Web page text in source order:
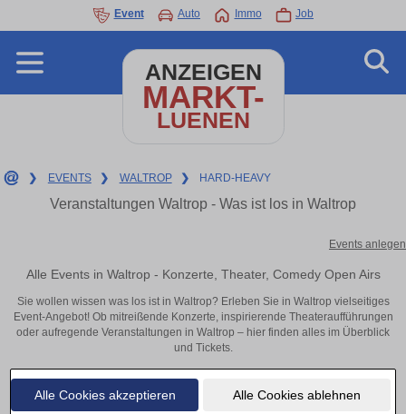
Alle Cookies akzeptieren Alle Cookies ablehnen
Event Auto Immo Job
ANZEIGEN
MARKT-
LUENEN
❯ EVENTS ❯ WALTROP ❯ HARD-HEAVY
Veranstaltungen Waltrop - Was ist los in Waltrop
Events anlegen
Alle Events in Waltrop - Konzerte, Theater, Comedy Open Airs
Sie wollen wissen was los ist in Waltrop? Erleben Sie in Waltrop vielseitiges
Event-Angebot! Ob mitreißende Konzerte, inspirierende Theateraufführungen
oder aufregende Veranstaltungen in Waltrop – hier finden alles im Überblick
und Tickets.